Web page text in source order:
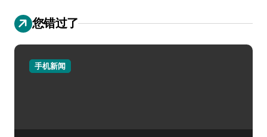
您错过了
手机新闻